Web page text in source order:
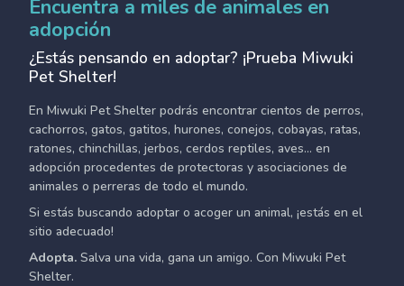
Encuentra a miles de animales en
adopción
¿Estás pensando en adoptar? ¡Prueba Miwuki
Pet Shelter!
En Miwuki Pet Shelter podrás encontrar cientos de perros,
cachorros, gatos, gatitos, hurones, conejos, cobayas, ratas,
ratones, chinchillas, jerbos, cerdos reptiles, aves... en
adopción procedentes de protectoras y asociaciones de
animales o perreras de todo el mundo.
Si estás buscando adoptar o acoger un animal, ¡estás en el
sitio adecuado!
Adopta. Salva una vida, gana un amigo. Con Miwuki Pet
Shelter.